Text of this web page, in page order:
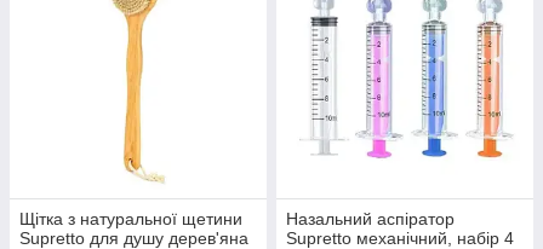
Щітка з натуральної щетини
Supretto для душу дерев'яна
Назальний аспіратор
Supretto механічний, набір 4